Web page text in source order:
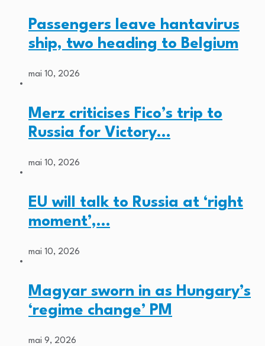
Passengers leave hantavirus
ship, two heading to Belgium
mai 10, 2026
Merz criticises Fico’s trip to
Russia for Victory…
mai 10, 2026
EU will talk to Russia at ‘right
moment’,…
mai 10, 2026
Magyar sworn in as Hungary’s
‘regime change’ PM
mai 9, 2026